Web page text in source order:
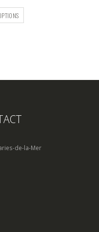
de-la-Mer